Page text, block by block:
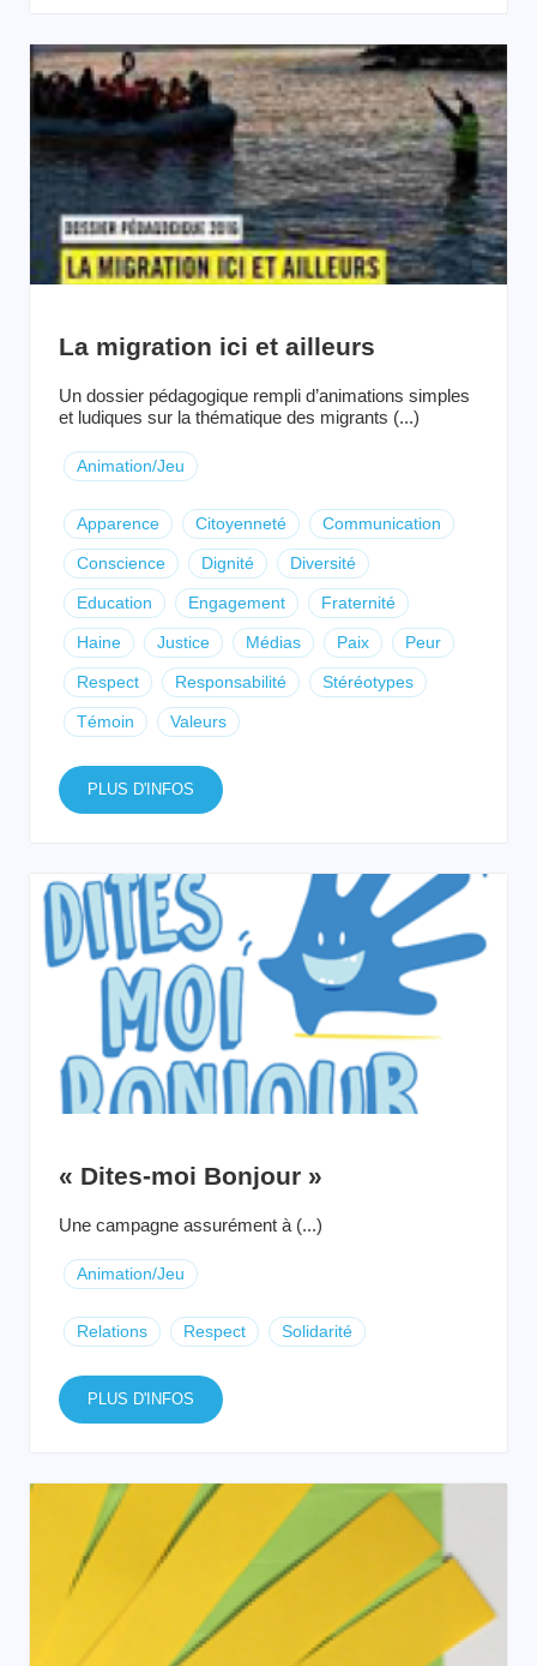
La migration ici et ailleurs
Un dossier pédagogique rempli d’animations simples
et ludiques sur la thématique des migrants (...)
Animation/Jeu
Apparence Citoyenneté Communication
Conscience Dignité Diversité
Education Engagement Fraternité
Haine Justice Médias Paix Peur
Respect Responsabilité Stéréotypes
Témoin Valeurs
PLUS D'INFOS
« Dites-moi Bonjour »
Une campagne assurément à (...)
Animation/Jeu
Relations Respect Solidarité
PLUS D'INFOS